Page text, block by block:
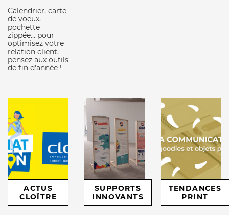
Calendrier, carte
de voeux,
pochette
zippée... pour
optimisez votre
relation client,
pensez aux outils
de fin d'année !
ACTUS
CLOÎTRE
SUPPORTS
INNOVANTS
TENDANCES
PRINT